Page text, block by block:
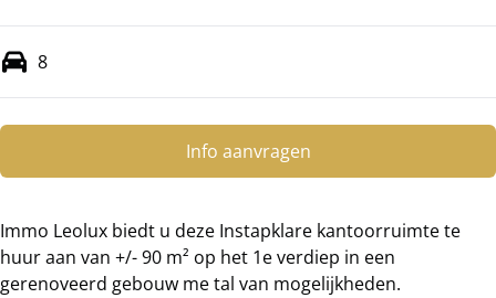
8
Info aanvragen
Immo Leolux biedt u deze Instapklare kantoorruimte te
huur aan van +/- 90 m² op het 1e verdiep in een
gerenoveerd gebouw me tal van mogelijkheden.